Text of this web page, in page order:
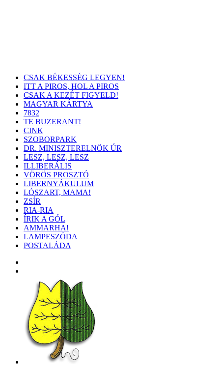
CSAK BÉKESSÉG LEGYEN!
ITT A PIROS, HOL A PIROS
CSAK A KEZÉT FIGYELD!
MAGYAR KÁRTYA
7832
TE BUZERANT!
CINK
SZOBORPARK
DR. MINISZTERELNÖK ÚR
LESZ, LESZ, LESZ
ILLIBERÁLIS
VÖRÖS PROSZTÓ
LIBERNYÁKULUM
LÓSZART, MAMA!
ZSÍR
RIA-RIA
ÍRIK A GÓL
AMMARHA!
LAMPESZÓDA
POSTALÁDA